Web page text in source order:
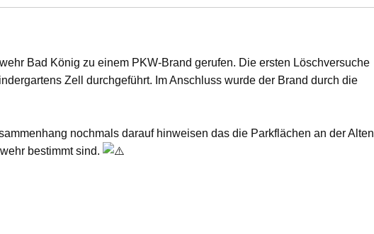
Bad König zu einem PKW-Brand gerufen. Die ersten Löschversuche
Zell durchgeführt. Im Anschluss wurde der Brand durch die
nochmals darauf hinweisen das die Parkflächen an der Alten
bestimmt sind.